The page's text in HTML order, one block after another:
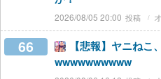
2026/08/05 20:00
66
【悲報】ヤニね
wwwwwwwwww